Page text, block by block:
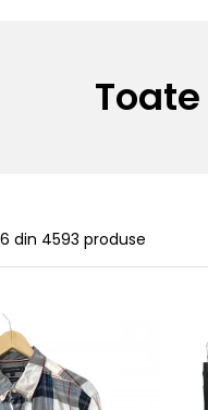
din 4593 produse